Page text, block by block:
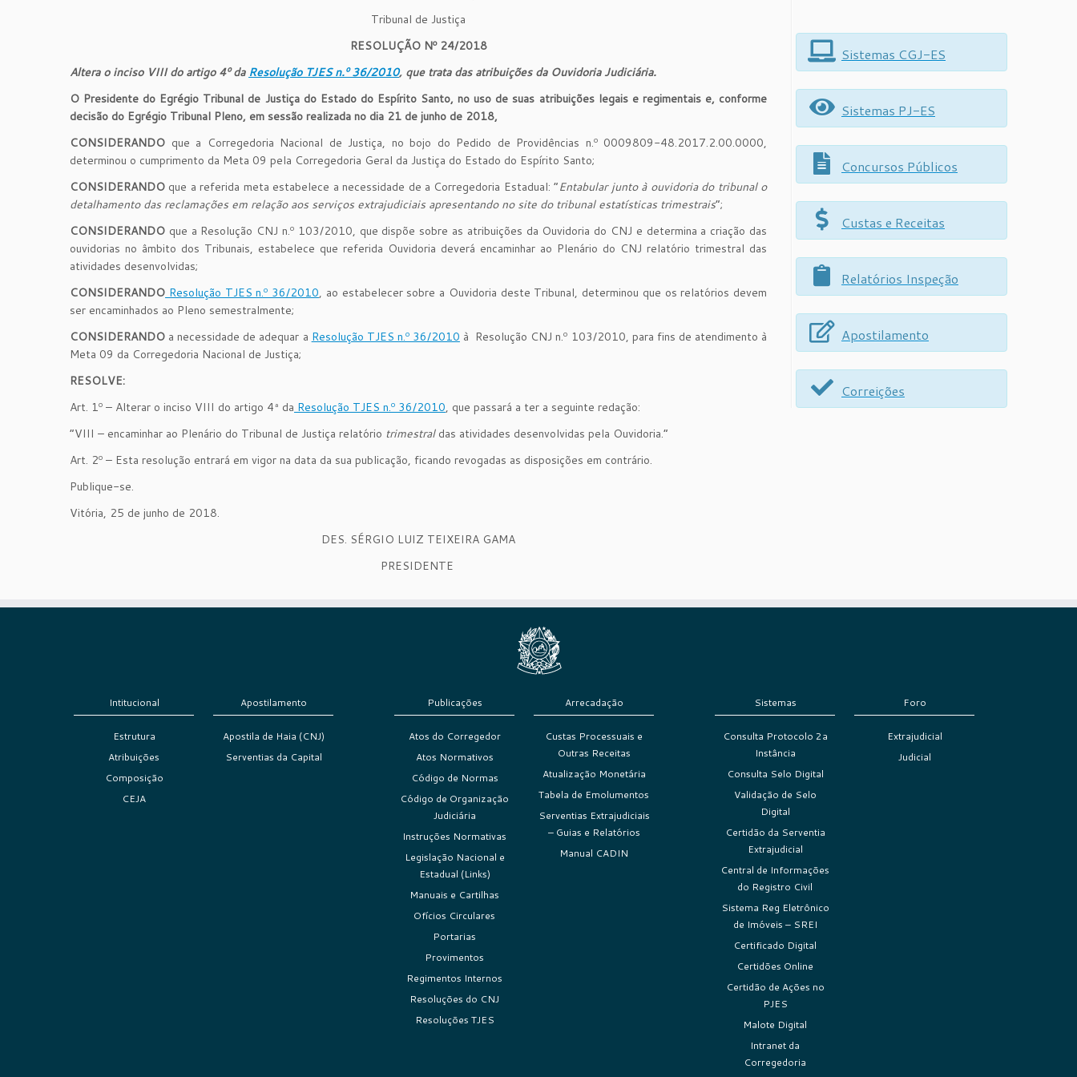
Tribunal de Justiça
RESOLUÇÃO Nº 24/2018
Altera o inciso VIII do artigo 4º da Resolução TJES n.º 36/2010, que trata das atribuições da Ouvidoria Judiciária.
O Presidente do Egrégio Tribunal de Justiça do Estado do Espírito Santo, no uso de suas atribuições legais e regimentais e, conforme
decisão do Egrégio Tribunal Pleno, em sessão realizada no dia 21 de junho de 2018,
CONSIDERANDO que a Corregedoria Nacional de Justiça, no bojo do Pedido de Providências n.º 0009809-48.2017.2.00.0000,
determinou o cumprimento da Meta 09 pela Corregedoria Geral da Justiça do Estado do Espírito Santo;
CONSIDERANDO que a referida meta estabelece a necessidade de a Corregedoria Estadual: “Entabular junto à ouvidoria do tribunal o
detalhamento das reclamações em relação aos serviços extrajudiciais apresentando no site do tribunal estatísticas trimestrais”;
CONSIDERANDO que a Resolução CNJ n.º 103/2010, que dispõe sobre as atribuições da Ouvidoria do CNJ e determina a criação das
ouvidorias no âmbito dos Tribunais, estabelece que referida Ouvidoria deverá encaminhar ao Plenário do CNJ relatório trimestral das
atividades desenvolvidas;
CONSIDERANDO Resolução TJES n.º 36/2010, ao estabelecer sobre a Ouvidoria deste Tribunal, determinou que os relatórios devem
ser encaminhados ao Pleno semestralmente;
CONSIDERANDO a necessidade de adequar a Resolução TJES n.º 36/2010 à Resolução CNJ n.º 103/2010, para fins de atendimento à
Meta 09 da Corregedoria Nacional de Justiça;
RESOLVE:
Art. 1º – Alterar o inciso VIII do artigo 4ª da Resolução TJES n.º 36/2010, que passará a ter a seguinte redação:
“VIII – encaminhar ao Plenário do Tribunal de Justiça relatório trimestraldas atividades desenvolvidas pela Ouvidoria.”
Art. 2º – Esta resolução entrará em vigor na data da sua publicação, ficando revogadas as disposições em contrário.
Publique-se.
Vitória, 25 de junho de 2018.
DES. SÉRGIO LUIZ TEIXEIRA GAMA
PRESIDENTE
Sistemas CGJ-ES
Sistemas PJ-ES
Concursos Públicos
Custas e Receitas
Relatórios Inspeção
Apostilamento
Correições
Intitucional
Estrutura
Atribuições
Composição
CEJA
Apostilamento
Apostila de Haia (CNJ)
Serventias da Capital
Publicações
Atos do Corregedor
Atos Normativos
Código de Normas
Código de Organização
Judiciária
Instruções Normativas
Legislação Nacional e
Estadual (Links)
Manuais e Cartilhas
Ofícios Circulares
Portarias
Provimentos
Regimentos Internos
Resoluções do CNJ
Resoluções TJES
Arrecadação
Custas Processuais e
Outras Receitas
Atualização Monetária
Tabela de Emolumentos
Serventias Extrajudiciais
– Guias e Relatórios
Manual CADIN
Sistemas
Consulta Protocolo 2a
Instância
Consulta Selo Digital
Validação de Selo
Digital
Certidão da Serventia
Extrajudicial
Central de Informações
do Registro Civil
Sistema Reg Eletrônico
de Imóveis – SREI
Certificado Digital
Certidões Online
Certidão de Ações no
PJES
Malote Digital
Intranet da
Corregedoria
Foro
Extrajudicial
Judicial